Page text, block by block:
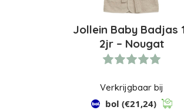
Jollein Baby Badjas
2jr – Nougat
Verkrijgbaar bij
bol (€21,24)